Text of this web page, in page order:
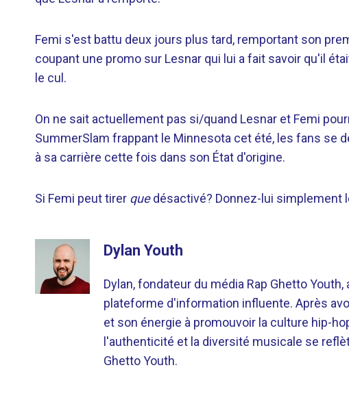
Femi s'est battu deux jours plus tard, remportant son
coupant une promo sur Lesnar qui lui a fait savoir qu'il
le cul.
On ne sait actuellement pas si/quand Lesnar et Femi
SummerSlam frappant le Minnesota cet été, les fans se
à sa carrière cette fois dans son État d'origine.
Si Femi peut tirer quedésactivé? Donnez-lui simplement
Dylan Youth
Dylan, fondateur du média Rap Ghetto
plateforme d'information influente. Après
et son énergie à promouvoir la culture hip-
l'authenticité et la diversité musicale se
Ghetto Youth.